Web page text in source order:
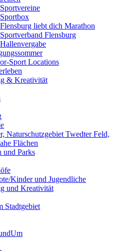
Sportvereine
Sportbox
Flensburg liebt dich Marathon
Sportverband Flensburg
Hallenvergabe
Sport Locations
& Kreativität
Naturschutzgebiet Twedter Feld,
Flächen
und Parks
Kinder und Jugendliche
und Kreativität
Stadtgebiet